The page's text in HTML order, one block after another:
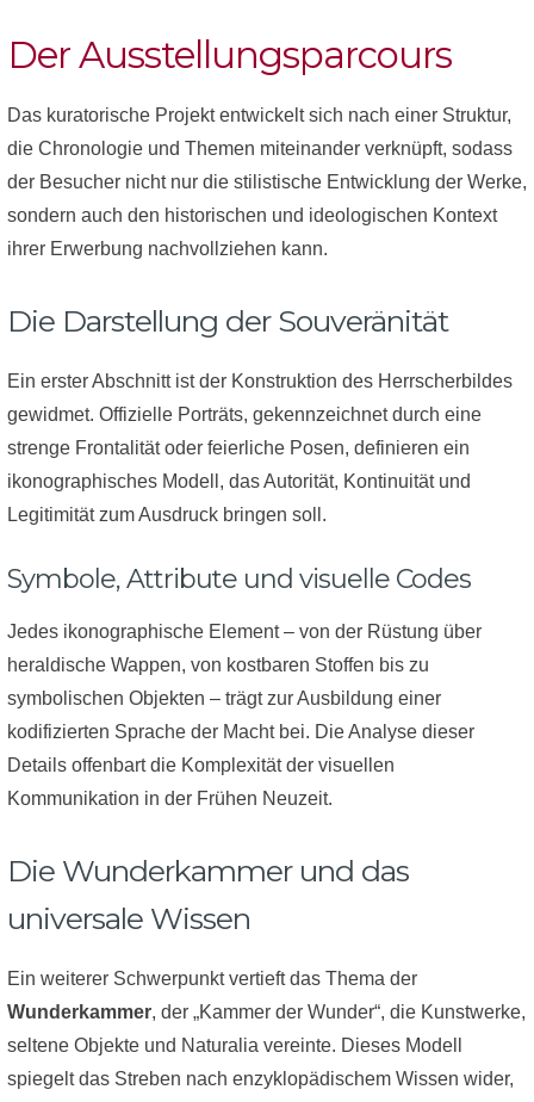
Der Ausstellungsparcours
Das kuratorische Projekt entwickelt sich nach einer Struktur,
die Chronologie und Themen miteinander verknüpft, sodass
der Besucher nicht nur die stilistische Entwicklung der Werke,
sondern auch den historischen und ideologischen Kontext
ihrer Erwerbung nachvollziehen kann.
Die Darstellung der Souveränität
Ein erster Abschnitt ist der Konstruktion des Herrscherbildes
gewidmet. Offizielle Porträts, gekennzeichnet durch eine
strenge Frontalität oder feierliche Posen, definieren ein
ikonographisches Modell, das Autorität, Kontinuität und
Legitimität zum Ausdruck bringen soll.
Symbole, Attribute und visuelle Codes
Jedes ikonographische Element – von der Rüstung über
heraldische Wappen, von kostbaren Stoffen bis zu
symbolischen Objekten – trägt zur Ausbildung einer
kodifizierten Sprache der Macht bei. Die Analyse dieser
Details offenbart die Komplexität der visuellen
Kommunikation in der Frühen Neuzeit.
Die Wunderkammer und das
universale Wissen
Ein weiterer Schwerpunkt vertieft das Thema der
Wunderkammer, der „Kammer der Wunder“, die Kunstwerke,
seltene Objekte und Naturalia vereinte. Dieses Modell
spiegelt das Streben nach enzyklopädischem Wissen wider,